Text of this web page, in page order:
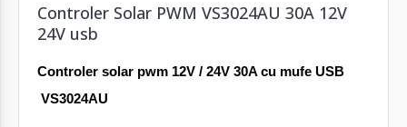
Controler Solar PWM VS3024AU 30A 12V
24V usb
Controler solar pwm 12V / 24V 30A cu mufe USB
VS3024AU